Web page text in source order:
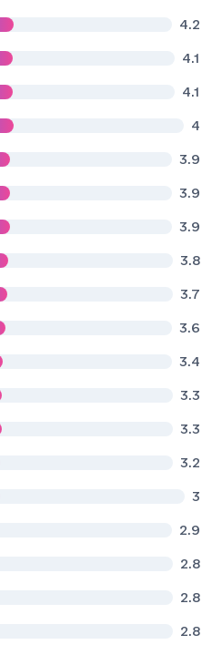
4.2
4.1
4.1
4
3.9
3.9
3.9
3.8
3.7
3.6
3.4
3.3
3.3
3.2
3
2.9
2.8
2.8
2.8